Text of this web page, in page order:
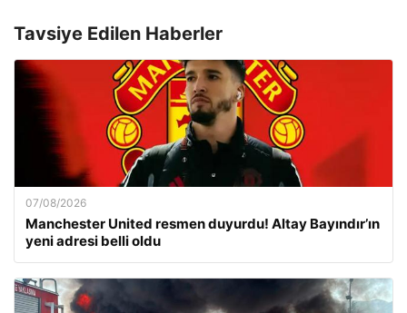
Tavsiye Edilen Haberler
07/08/2026
Manchester United resmen duyurdu! Altay Bayındır’ın
yeni adresi belli oldu